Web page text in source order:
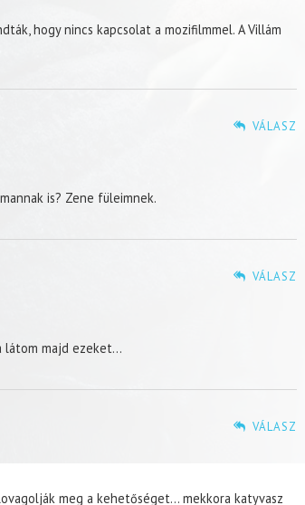
hogy nincs kapcsolat a mozifilmmel. A Villám
VÁLASZ
is? Zene füleimnek.
VÁLASZ
látom majd ezeket…
VÁLASZ
meg a kehetőséget… mekkora katyvasz